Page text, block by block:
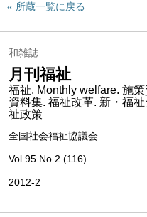
所蔵一覧に戻る
和雑誌
月刊福祉
福祉. Monthly welfare. 施
資料集. 福祉改革. 新・福
祉政策
全国社会福祉協議会
Vol.95 No.2 (116)
2012-2